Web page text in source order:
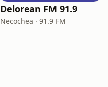
Delorean FM 91.9
Necochea · 91.9 FM